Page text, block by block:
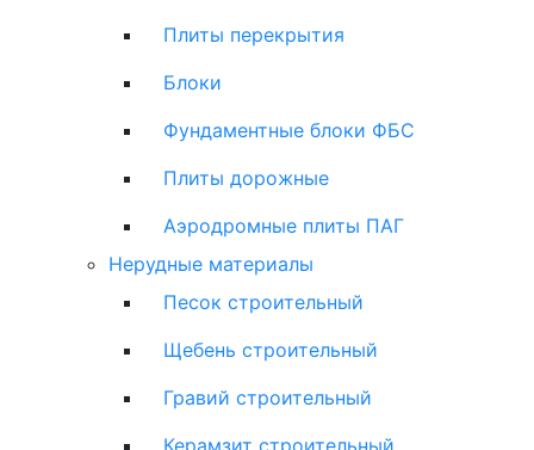
Плиты перекрытия
Блоки
Фундаментные блоки ФБС
Плиты дорожные
Аэродромные плиты ПАГ
Нерудные материалы
Песок строительный
Щебень строительный
Гравий строительный
Керамзит строительный